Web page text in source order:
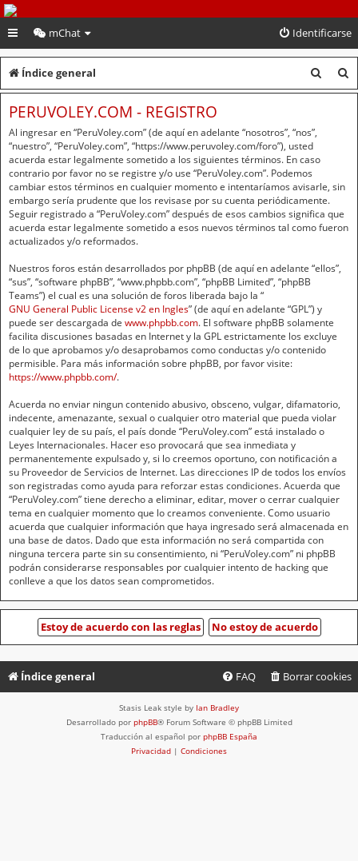
PeruVoley.com
mChat Identificarse
Índice general
u
u
r
PERUVOLEY.COM - REGISTRO
Al ingresar en “PeruVoley.com” (de aquí en adelante “nosotros”, “nos”,
“nuestro”, “PeruVoley.com”, “https://www.peruvoley.com/foro”), usted
acuerda estar legalmente sometido a los siguientes términos. En caso
contrario por favor no se registre y/o use “PeruVoley.com”. Podemos
cambiar estos términos en cualquier momento e intentaríamos avisarle, sin
embargo sería prudente que los revisase por su cuenta periódicamente.
Seguir registrado a “PeruVoley.com” después de esos cambios significa que
acuerda estar legalmente sometido a esos nuevos términos tal como fueron
actualizados y/o reformados.
Nuestros foros están desarrollados por phpBB (de aquí en adelante “ellos”,
“sus”, “software phpBB”, “www.phpbb.com”, “phpBB Limited”, “phpBB
Teams”) el cual es una solución de foros liberada bajo la “
GNU General Public License v2 en Ingles” (de aquí en adelante “GPL”) y
puede ser descargada de www.phpbb.com. El software phpBB solamente
facilita discusiones basadas en Internet y la GPL estrictamente los excluye
de lo que aprobamos y/o desaprobamos como conductas y/o contenido
permisible. Para más información sobre phpBB, por favor visite:
https://www.phpbb.com/.
Acuerda no enviar ningun contenido abusivo, obsceno, vulgar, difamatorio,
indecente, amenazante, sexual o cualquier otro material que pueda violar
cualquier ley de su país, el país donde “PeruVoley.com” está instalado o
Leyes Internacionales. Hacer eso provocará que sea inmediata y
permanentemente expulsado y, si lo creemos oportuno, con notificación a
su Proveedor de Servicios de Internet. Las direcciones IP de todos los envíos
son registradas como ayuda para reforzar estas condiciones. Acuerda que
“PeruVoley.com” tiene derecho a eliminar, editar, mover o cerrar cualquier
tema en cualquier momento que lo creamos conveniente. Como usuario
acuerda que cualquier información que haya ingresado será almacenada en
una base de datos. Dado que esta información no será compartida con
ninguna tercera parte sin su consentimiento, ni “PeruVoley.com” ni phpBB
podrán considerarse responsables por cualquier intento de hacking que
conlleve a que los datos sean comprometidos.
Índice general Borrar cookies
FAQ
Stasis Leak style by Ian Bradley
Desarrollado por phpBB® Forum Software © phpBB Limited
Traducción al español por phpBB España
Privacidad | Condiciones